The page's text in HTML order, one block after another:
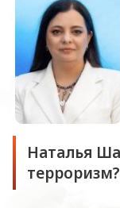
Наталья